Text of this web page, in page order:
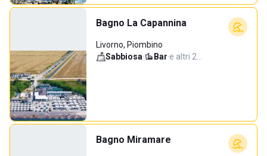
Bagno La Capannina
Livorno, Piombino
Sabbiosa· Bar·e altri 2…
Bagno Miramare